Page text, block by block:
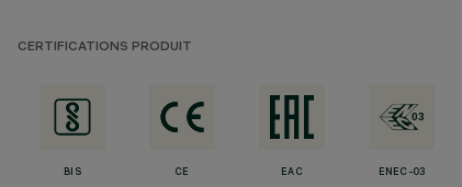
CERTIFICATIONS PRODUIT
BIS CE EAC ENEC-03